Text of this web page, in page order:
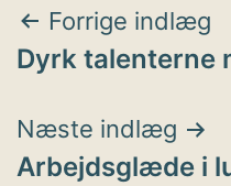
Forrige indlæg
Dyrk talenterne
Næste indlæg
Arbejdsglæde i